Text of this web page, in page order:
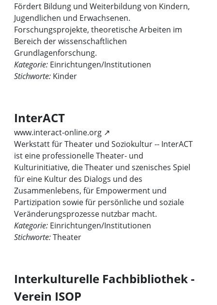
Fördert Bildung und Weiterbildung von Kindern,
Jugendlichen und Erwachsenen.
Forschungsprojekte, theoretische Arbeiten im
Bereich der wissenschaftlichen
Grundlagenforschung.
Kategorie: Einrichtungen/Institutionen
Stichworte: Kinder
InterACT
www.interact-online.org ↗
Werkstatt für Theater und Soziokultur -- InterACT
ist eine professionelle Theater- und
Kulturinitiative, die Theater und szenisches Spiel
für eine Kultur des Dialogs und des
Zusammenlebens, für Empowerment und
Partizipation sowie für persönliche und soziale
Veränderungsprozesse nutzbar macht.
Kategorie: Einrichtungen/Institutionen
Stichworte:Theater
Interkulturelle Fachbibliothek -
Verein ISOP